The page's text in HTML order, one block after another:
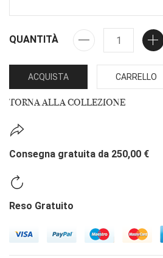
QUANTITÀ
ACQUISTA CARRELLO
TORNA ALLA COLLEZIONE
Consegna gratuita da 250,00 €
Reso Gratuito